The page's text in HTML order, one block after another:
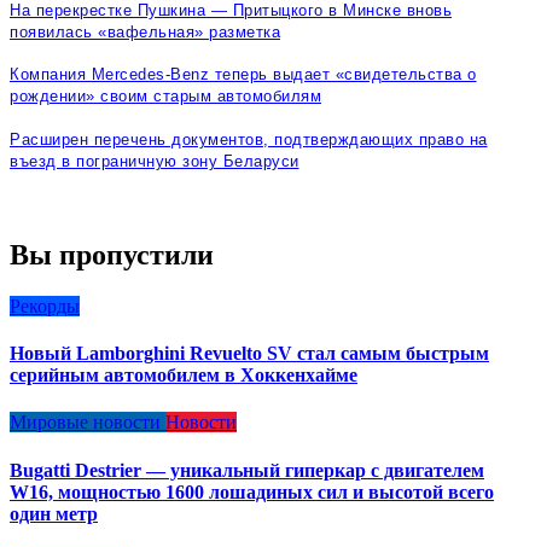
На перекрестке Пушкина — Притыцкого в Минске вновь
появилась «вафельная» разметка
Компания Mercedes-Benz теперь выдает «свидетельства о
рождении» своим старым автомобилям
Расширен перечень документов, подтверждающих право на
въезд в пограничную зону Беларуси
Вы пропустили
Рекорды
Новый Lamborghini Revuelto SV стал самым быстрым
серийным автомобилем в Хоккенхайме
Мировые новости Новости
Bugatti Destrier — уникальный гиперкар с двигателем
W16, мощностью 1600 лошадиных сил и высотой всего
один метр